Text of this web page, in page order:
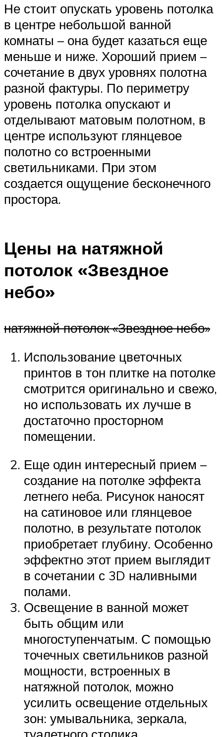
Не стоит опускать уровень потолка
в центре небольшой ванной
комнаты – она будет казаться еще
меньше и ниже. Хороший прием –
сочетание в двух уровнях полотна
разной фактуры. По периметру
уровень потолка опускают и
отделывают матовым полотном, в
центре используют глянцевое
полотно со встроенными
светильниками. При этом
создается ощущение бесконечного
простора.
Цены на натяжной
потолок «Звездное
небо»
натяжной потолок «Звездное небо»
Использование цветочных
принтов в тон плитке на потолке
смотрится оригинально и свежо,
но использовать их лучше в
достаточно просторном
помещении.
Еще один интересный прием –
создание на потолке эффекта
летнего неба. Рисунок наносят
на сатиновое или глянцевое
полотно, в результате потолок
приобретает глубину. Особенно
эффектно этот прием выглядит
в сочетании с 3D наливными
полами.
Освещение в ванной может
быть общим или
многоступенчатым. С помощью
точечных светильников разной
мощности, встроенных в
натяжной потолок, можно
усилить освещение отдельных
зон: умывальника, зеркала,